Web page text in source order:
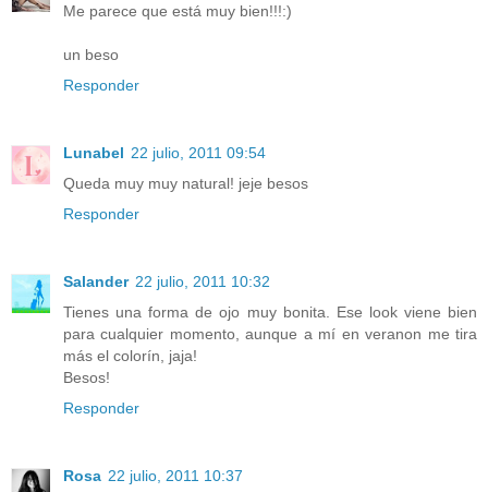
Me parece que está muy bien!!!:)
un beso
Responder
Lunabel 22 julio, 2011 09:54
Queda muy muy natural! jeje besos
Responder
Salander 22 julio, 2011 10:32
Tienes una forma de ojo muy bonita. Ese look viene bien
para cualquier momento, aunque a mí en veranon me tira
más el colorín, jaja!
Besos!
Responder
Rosa 22 julio, 2011 10:37